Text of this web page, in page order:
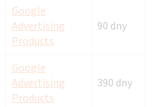
Google
Advertising
Products
90 dny
Google
Advertising
Products
390 dny